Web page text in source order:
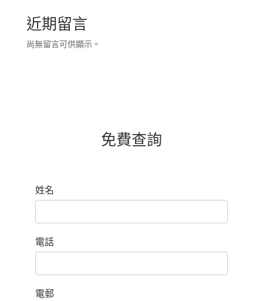
近期留言
尚無留言可供顯示。
免費查詢
姓名
電話
電郵